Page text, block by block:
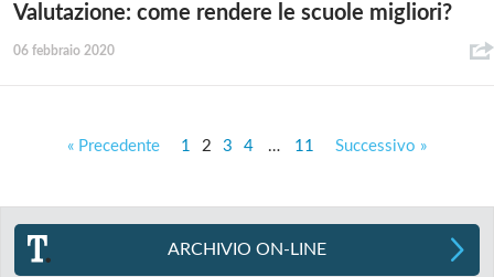
Valutazione: come rendere le scuole migliori?
06 febbraio 2020
« Precedente 1 2 3 4 … 11 Successivo »
ARCHIVIO ON-LINE